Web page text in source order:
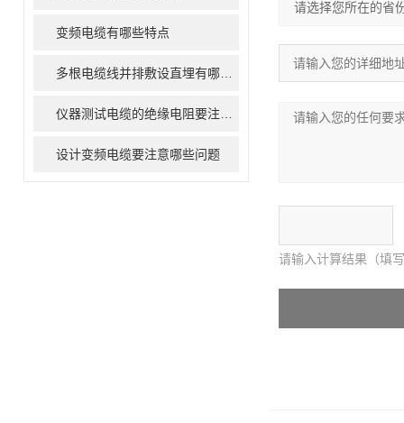
变频电缆有哪些特点
设计变频电缆要注意哪些问题
请输入计算结果（填